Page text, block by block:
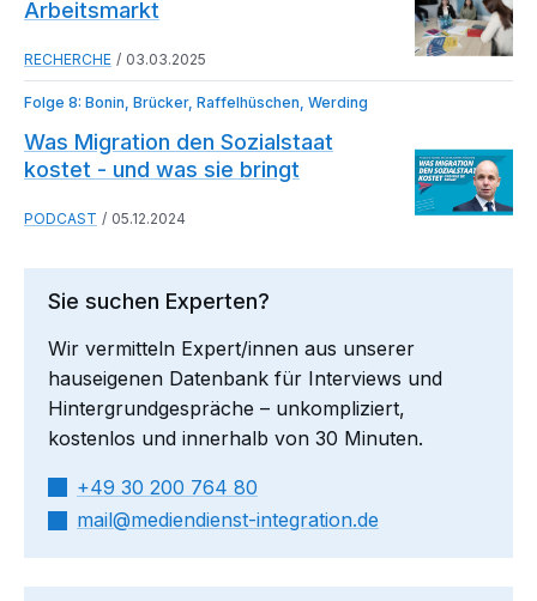
Arbeitsmarkt
RECHERCHE 03.03.2025
Folge 8: Bonin, Brücker, Raffelhüschen, Werding
Was Migration den Sozialstaat
kostet - und was sie bringt
PODCAST 05.12.2024
Sie suchen Experten?
Wir vermitteln Expert/innen aus unserer
hauseigenen Datenbank für Interviews und
Hintergrundgespräche – unkompliziert,
kostenlos und innerhalb von 30 Minuten.
+49 30 200 764 80
mail​
mediendienst-integration.de